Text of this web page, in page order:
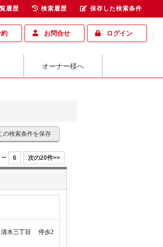
お問合せ ログイン
オーナー様へ
の検索条件を保存
... 6 次の20件>>
水三丁目 停歩2
履歴 検索履歴 保存した検索条件